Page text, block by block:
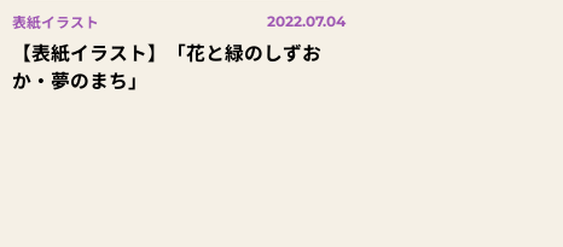
表紙イラスト 2022.07.04
【表紙イラスト】「花と緑のしずお
か・夢のまち」